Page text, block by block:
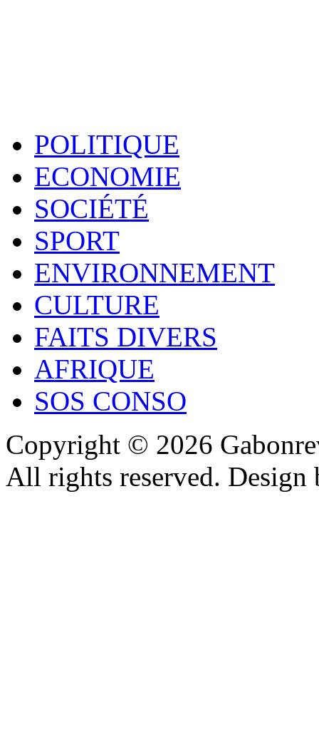
POLITIQUE
ECONOMIE
SOCIÉTÉ
SPORT
ENVIRONNEMENT
CULTURE
FAITS DIVERS
AFRIQUE
SOS CONSO
Copyright © 2026
All rights reserved.